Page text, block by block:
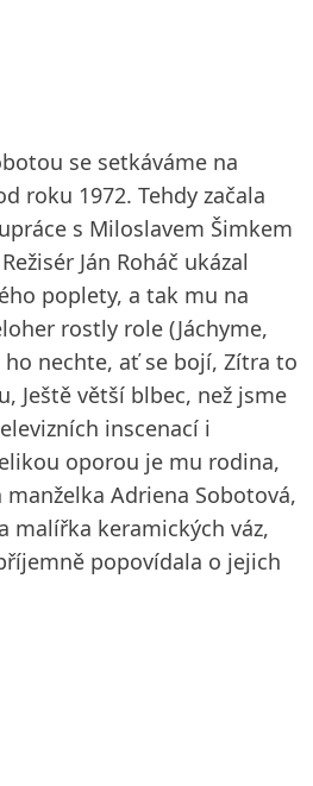
se setkáváme na
roku 1972. Tehdy začala
s Miloslavem Šimkem
Ján Roháč ukázal
poplety, a tak mu na
rostly role (Jáchyme,
nechte, ať se bojí, Zítra to
Ještě větší blbec, než jsme
inscenací i
oporou je mu rodina,
manželka Adriena Sobotová,
malířka keramických váz,
popovídala o jejich